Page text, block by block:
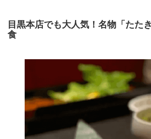
目黒本店でも大人気！名物「たた
食